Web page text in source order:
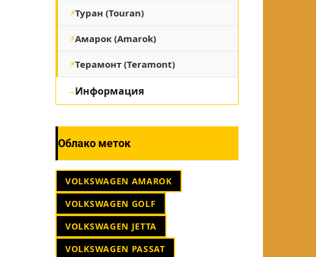
Туран (Touran)
Амарок (Amarok)
Терамонт (Teramont)
Информация
Облако меток
VOLKSWAGEN AMAROK
VOLKSWAGEN GOLF
VOLKSWAGEN JETTA
VOLKSWAGEN PASSAT